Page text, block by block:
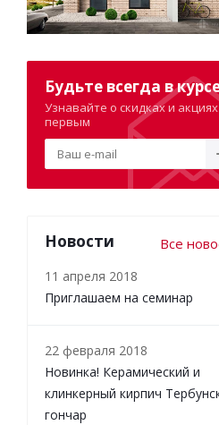
Будьте всегда в
Узнавайте о скидках и акциях
первым
Новости Все
11 апреля 2018
Приглашаем на семинар
22 февраля 2018
Новинка! Керамический и
клинкерный кирпич
гончар